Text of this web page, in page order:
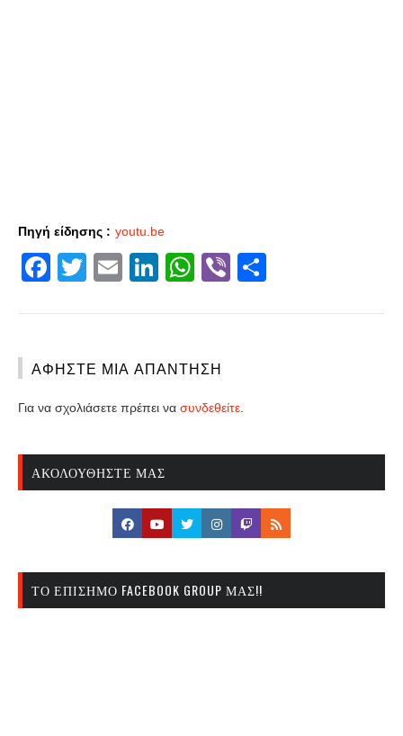
Πηγή είδησης : youtu.be
Facebook
Twitter
EmailLinkedIn
WhatsApp
Viber
ΑΦΉΣΤΕ ΜΙΑ ΑΠΆΝΤΗΣΗ
Για να σχολιάσετε πρέπει να συνδεθείτε
ΑΚΟΛΟΥΘΉΣΤΕ ΜΑΣ
ΤΟ ΕΠΊΣΗΜΟ FACEBOOK GROUP ΜΑΣ!!